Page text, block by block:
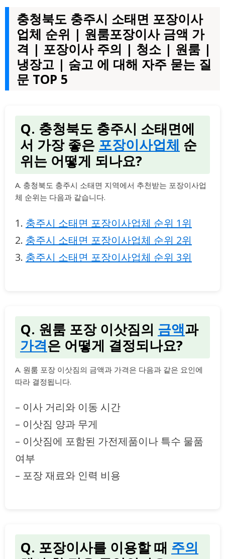
충청북도 충주시 소태면 포장이사
업체 순위 | 원룸포장이사 금액 가
격 | 포장이사 주의 | 청소 | 원룸 |
냉장고 | 숨고 에 대해 자주 묻는 질
문 TOP 5
Q. 충청북도 충주시 소태면에
서 가장 좋은 포장이사업체 순
위는 어떻게 되나요?
A. 충청북도 충주시 소태면 지역에서 추천받는 포장이사업
체 순위는 다음과 같습니다.
1. 충주시 소태면 포장이사업체 순위 1위
2. 충주시 소태면 포장이사업체 순위 2위
3. 충주시 소태면 포장이사업체 순위 3위
Q. 원룸 포장 이삿짐의 금액과
가격은 어떻게 결정되나요?
A. 원룸 포장 이삿짐의 금액과 가격은 다음과 같은 요인에
따라 결정됩니다.
– 이사 거리와 이동 시간
– 이삿짐 양과 무게
– 이삿짐에 포함된 가전제품이나 특수 물품
여부
– 포장 재료와 인력 비용
Q. 포장이사를 이용할 때 주의